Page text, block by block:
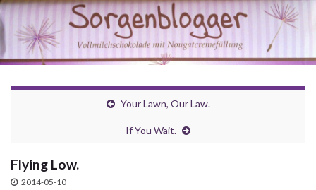
Your Lawn, Our Law.
If You Wait.
Flying Low.
2014-05-10